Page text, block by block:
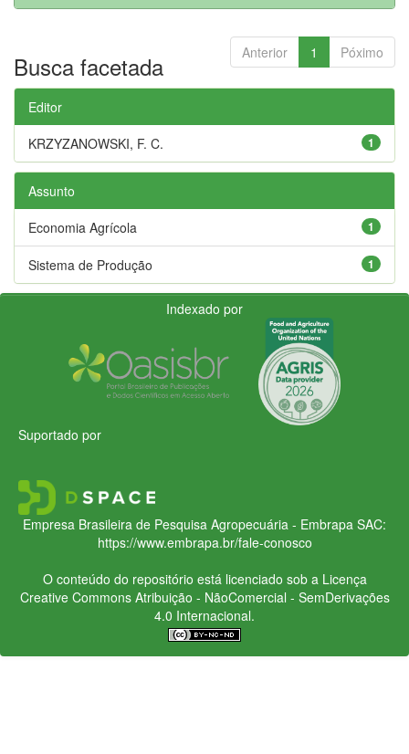
Anterior 1 Póximo
Busca facetada
Editor
1
KRZYZANOWSKI, F. C.
Assunto
1
Economia Agrícola
1
Sistema de Produção
Indexado por
Suportado por
Empresa Brasileira de Pesquisa Agropecuária - Embrapa SAC:
https://www.embrapa.br/fale-conosco
O conteúdo do repositório está licenciado sob a Licença
Creative CommonsAtribuição - NãoComercial - SemDerivações
4.0 Internacional.